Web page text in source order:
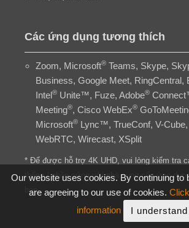
Các ứng dụng tương thích
Zoom, Microsoft® Teams, Skype,
Business, Google Meet, RingCentral,
Intel® Unite™, Fuze, Adobe®
Meeting®, Cisco WebEx®
Microsoft® Lync™, TrueConf, V-
WebRTC, Wirecast, XSplit
* Để được hỗ trợ 4K UHD, vui lòng kiểm tra
thống / phần cứng với nhà cung cấp ứng
bạn.
Our website uses cookies. By continuing to
are agreeing to our use of cookies.
information
I understand